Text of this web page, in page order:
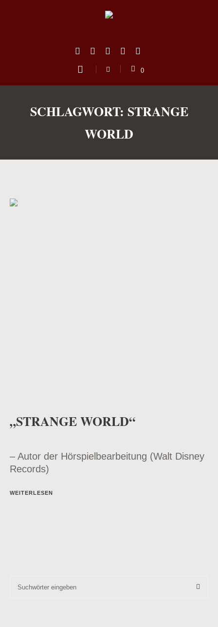
0
SCHLAGWORT: STRANGE
WORLD
„STRANGE WORLD“
– Autor der Hörspielbearbeitung (Walt Disney
Records)
WEITERLESEN